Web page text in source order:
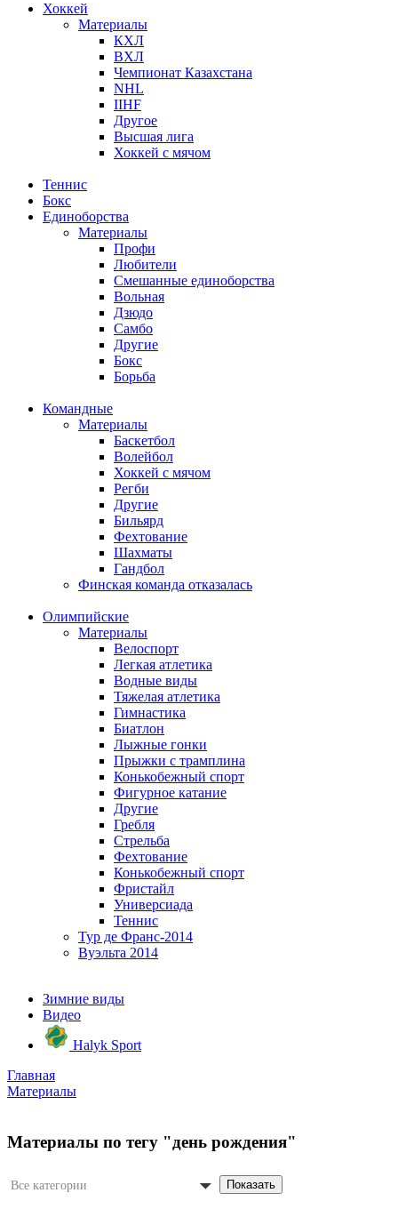
Хоккей
Материалы
КХЛ
ВХЛ
Чемпионат Казахстана
NHL
IIHF
Другое
Высшая лига
Хоккей с мячом
Теннис
Бокс
Единоборства
Материалы
Профи
Любители
Смешанные единоборства
Вольная
Дзюдо
Самбо
Другие
Бокс
Борьба
Командные
Материалы
Баскетбол
Волейбол
Хоккей с мячом
Регби
Другие
Бильярд
Фехтование
Шахматы
Гандбол
Финская команда отказалась
Олимпийские
Материалы
Велоспорт
Легкая атлетика
Водные виды
Тяжелая атлетика
Гимнастика
Биатлон
Лыжные гонки
Прыжки с трамплина
Конькобежный спорт
Фигурное катание
Другие
Гребля
Стрельба
Фехтование
Конькобежный спорт
Фристайл
Универсиада
Теннис
Тур де Франс-2014
Вуэльта 2014
Зимние виды
Видео
Halyk Sport
Главная
Материалы
Материалы по тегу "день рождения"
Все категории Показать